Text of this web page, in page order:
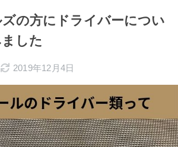
の方にドライバーについ
した
2019年12月4日